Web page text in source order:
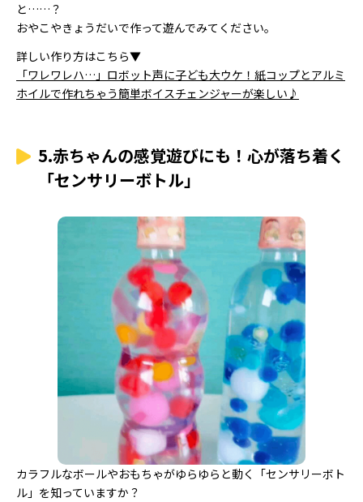
と……？
おやこやきょうだいで作って遊んでみてください。
詳しい作り方はこちら▼
「ワレワレハ…」ロボット声に子ども大ウケ！紙コップとアルミ
ホイルで作れちゃう簡単ボイスチェンジャーが楽しい♪
5.赤ちゃんの感覚遊びにも！心が落ち着く
「センサリーボトル」
カラフルなボールやおもちゃがゆらゆらと動く「センサリーボト
ル」を知っていますか？